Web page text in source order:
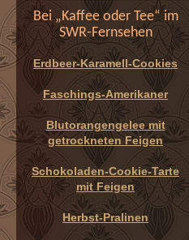
Bei „Kaffee oder Tee“ im
SWR-Fernsehen
Erdbeer-Karamell-Cookies
Faschings-Amerikaner
Blutorangengelee mit
getrockneten Feigen
Schokoladen-Cookie-Tarte
mit Feigen
Herbst-Pralinen